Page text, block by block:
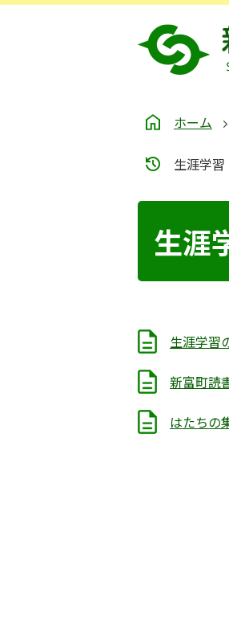
ホーム
生涯学習
生涯
生涯学習
新富町読
はたちの